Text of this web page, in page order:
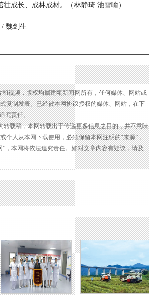
成长、成林成材。（林静琦 池雪喻）
魏剑生
视频，版权均属建瓯新闻网所有，任何媒体、网站或
复制发表。已经被本网协议授权的媒体、网站，在下
究责任。
转载稿，本网转载出于传递更多信息之目的，并不意味
个人从本网下载使用，必须保留本网注明的“来源”，
，本网将依法追究责任。如对文章内容有疑议，请及